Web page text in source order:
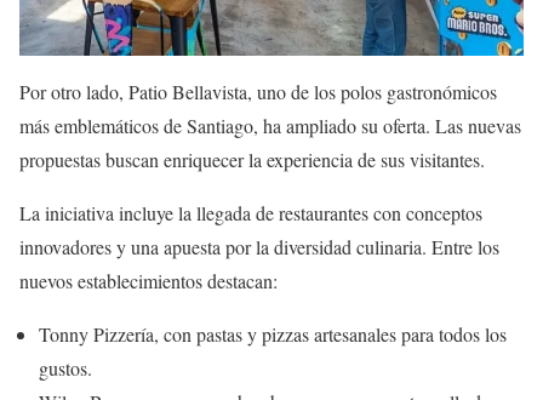
Por otro lado, Patio Bellavista, uno de los polos gastronómicos
más emblemáticos de Santiago, ha ampliado su oferta. Las nuevas
propuestas buscan enriquecer la experiencia de sus visitantes.
La iniciativa incluye la llegada de restaurantes con conceptos
innovadores y una apuesta por la diversidad culinaria. Entre los
nuevos establecimientos destacan:
Tonny Pizzería, con pastas y pizzas artesanales para todos los
gustos.